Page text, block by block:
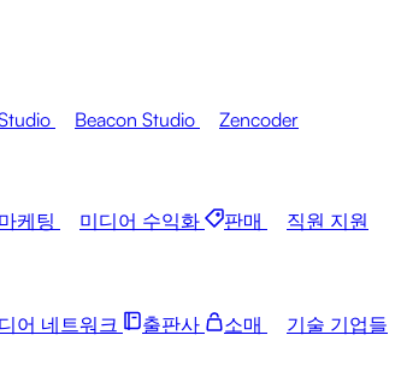
Beacon Studio Zencoder
마케팅 미디어 수익화 판매 직원 지원
어 네트워크 출판사 소매 기술 기업들